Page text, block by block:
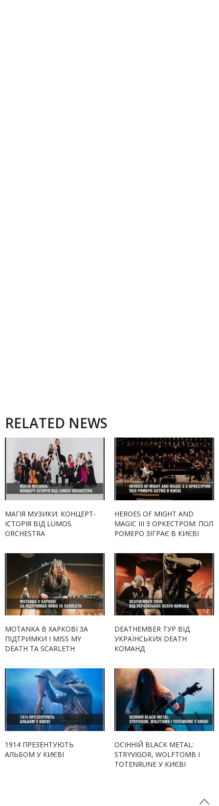
RELATED NEWS
МАГІЯ МУЗИКИ: КОНЦЕРТ-
ІСТОРІЯ ВІД LUMOS
ORCHESTRA
HEROES OF MIGHT AND
MAGIC III З ОРКЕСТРОМ: ПОЛ
РОМЕРО ЗІГРАЄ В КИЄВІ
MOTANKA В ХАРКОВІ ЗА
ПІДТРИМКИ I MISS MY
DEATH ТА SCARLETH
DEATHEMBER ТУР ВІД
УКРАЇНСЬКИХ DEATH
КОМАНД
1914 ПРЕЗЕНТУЮТЬ
АЛЬБОМ У КИЄВІ
ОСІННІЙ BLACK METAL:
STRYVIGOR, WOLFTOMB І
TOTENRUNE У КИЄВІ